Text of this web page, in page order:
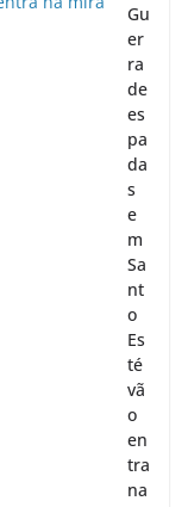
Gu
er
ra
de
es
pa
da
s
e
m
Sa
nt
o
Es
té
vã
o
en
tra
na